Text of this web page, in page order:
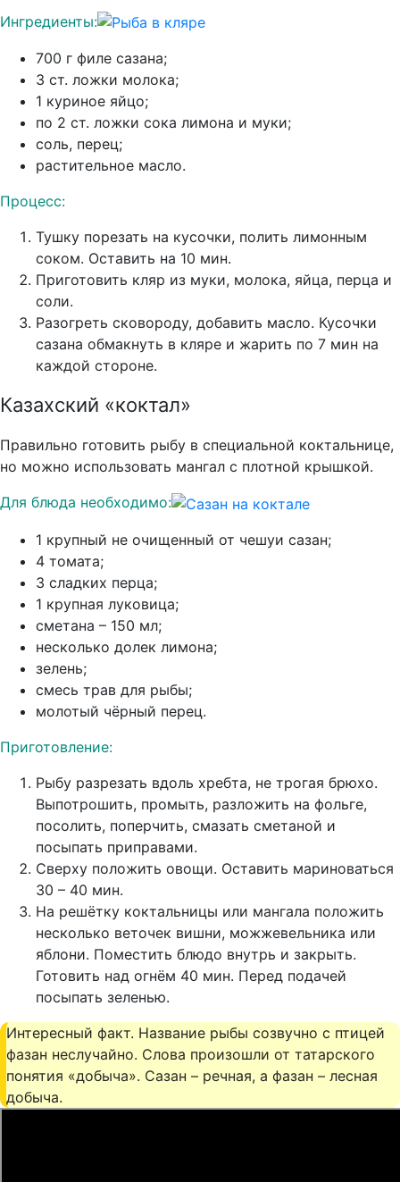
Ингредиенты:
700 г филе сазана;
3 ст. ложки молока;
1 куриное яйцо;
по 2 ст. ложки сока лимона и муки;
соль, перец;
растительное масло.
Процесс:
Тушку порезать на кусочки, полить лимонным
соком. Оставить на 10 мин.
Приготовить кляр из муки, молока, яйца, перца и
соли.
Разогреть сковороду, добавить масло. Кусочки
сазана обмакнуть в кляре и жарить по 7 мин на
каждой стороне.
Казахский «коктал»
Правильно готовить рыбу в специальной коктальнице,
но можно использовать мангал с плотной крышкой.
Для блюда необходимо:
1 крупный не очищенный от чешуи сазан;
4 томата;
3 сладких перца;
1 крупная луковица;
сметана – 150 мл;
несколько долек лимона;
зелень;
смесь трав для рыбы;
молотый чёрный перец.
Приготовление:
Рыбу разрезать вдоль хребта, не трогая брюхо.
Выпотрошить, промыть, разложить на фольге,
посолить, поперчить, смазать сметаной и
посыпать приправами.
Сверху положить овощи. Оставить мариноваться
30 – 40 мин.
На решётку коктальницы или мангала положить
несколько веточек вишни, можжевельника или
яблони. Поместить блюдо внутрь и закрыть.
Готовить над огнём 40 мин. Перед подачей
посыпать зеленью.
Интересный факт. Название рыбы созвучно с птицей
фазан неслучайно. Слова произошли от татарского
понятия «добыча». Сазан – речная, а фазан – лесная
добыча.